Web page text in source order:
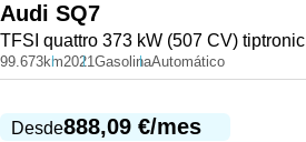
Audi SQ7
TFSI quattro 373 kW (507 CV) tiptronic
99.673km2021GasolinaAutomático
Desde888,09 €/mes